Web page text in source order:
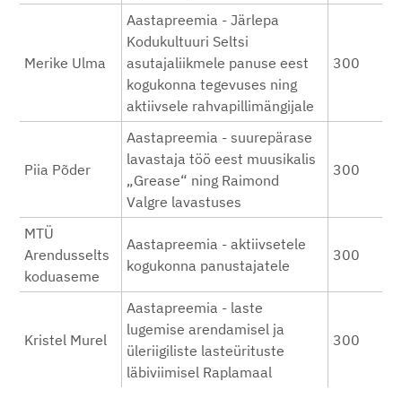
Merike Ulma
Aastapreemia - Järlepa
Kodukultuuri Seltsi
asutajaliikmele panuse eest
kogukonna tegevuses ning
aktiivsele rahvapillimängijale
300
Piia Põder
Aastapreemia - suurepärase
lavastaja töö eest muusikalis
„Grease“ ning Raimond
Valgre lavastuses
300
MTÜ
Arendusselts
koduaseme
Aastapreemia - aktiivsetele
kogukonna panustajatele
300
Kristel Murel
Aastapreemia - laste
lugemise arendamisel ja
üleriigiliste lasteürituste
läbiviimisel Raplamaal
300